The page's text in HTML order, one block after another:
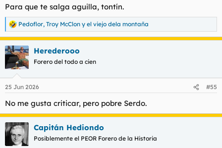
Para que te salga aguilla, tontín.
R
e
a
c
c
i
e
:
Pedoflor, Troy McClon y el viejo dela montaña
Herederooo
Forero del todo a cien
25 Jun 2026 #55
No me gusta criticar, pero pobre Serdo.
Capitán Hediondo
Posiblemente el PEOR Forero de la Historia